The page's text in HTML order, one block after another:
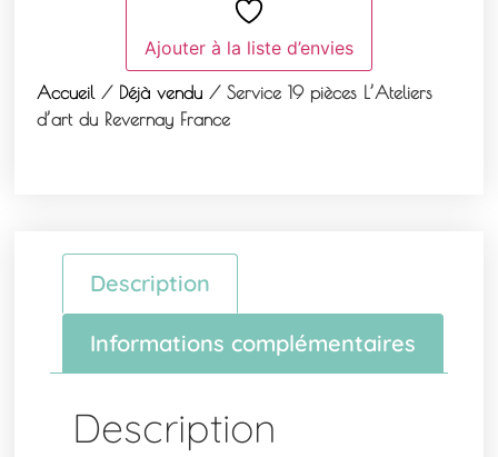
Ajouter à la liste d’envies
Accueil / Déjà vendu / Service 19 pièces L’Ateliers
d’art du Revernay France
Description
Informations complémentaires
Description